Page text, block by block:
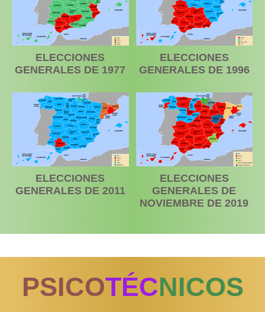
ELECCIONES
GENERALES DE 1977
ELECCIONES
GENERALES DE 1996
ELECCIONES
GENERALES DE 2011
ELECCIONES
GENERALES DE
NOVIEMBRE DE 2019
PSICOTÉCNICOS